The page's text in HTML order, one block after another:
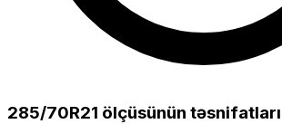
285/70R21 ölçüsünün təsnifatları